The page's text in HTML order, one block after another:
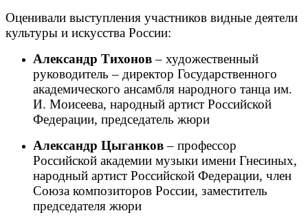
Оценивали выступления участников видные деятели
культуры и искусства России:
Александр Тихонов– художественный
руководитель – директор Государственного
академического ансамбля народного танца им.
И. Моисеева, народный артист Российской
Федерации, председатель жюри
Александр Цыганков– профессор
Российской академии музыки имени Гнесиных,
народный артист Российской Федерации, член
Союза композиторов России, заместитель
председателя жюри